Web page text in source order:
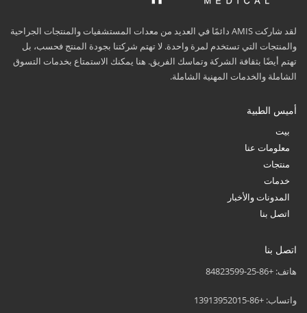
لقد شاركت AMIS دائمًا في العديد من معدات المستشفيات والمنتجات الجراحية
والمنتجات التي تستخدم لمرة واحدة. لا تهتم شركتنا بجودة المنتج فحسب، بل
تهتم أيضًا بثقافة الشركة وتماسك الفريق. هنا يمكنك الاستمتاع بخدمات التسوق
الشاملة والخدمات المهنية الشاملة.
أميس الطبية
بيت
معلومات عنا
منتجات
خدمات
المدونات والأخبار
اتصل بنا
اتصل بنا
هاتف: +86-25-84823599
واتساب: +86-13913952015